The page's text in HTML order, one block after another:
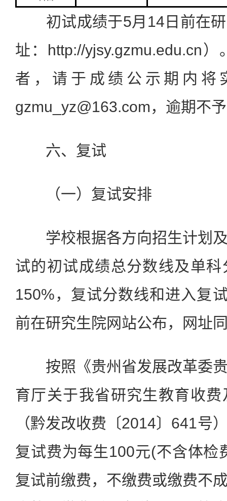
初试成绩于5月14日前在研
址：http://yjsy.gzmu.edu.cn
者，请于成绩公示期内将
gzmu_yz@163.com，逾期不
六、复试
（一）复试安排
学校根据各方向招生计划及
试的初试成绩总分数线及单
150%，复试分数线和进入复
前在研究生院网站公布，网址
按照《贵州省发展改革委贵
育厅关于我省研究生教育收
（黔发改收费〔2014〕641号
复试费为每生100元(不含体检
复试前缴费，不缴费或缴费不